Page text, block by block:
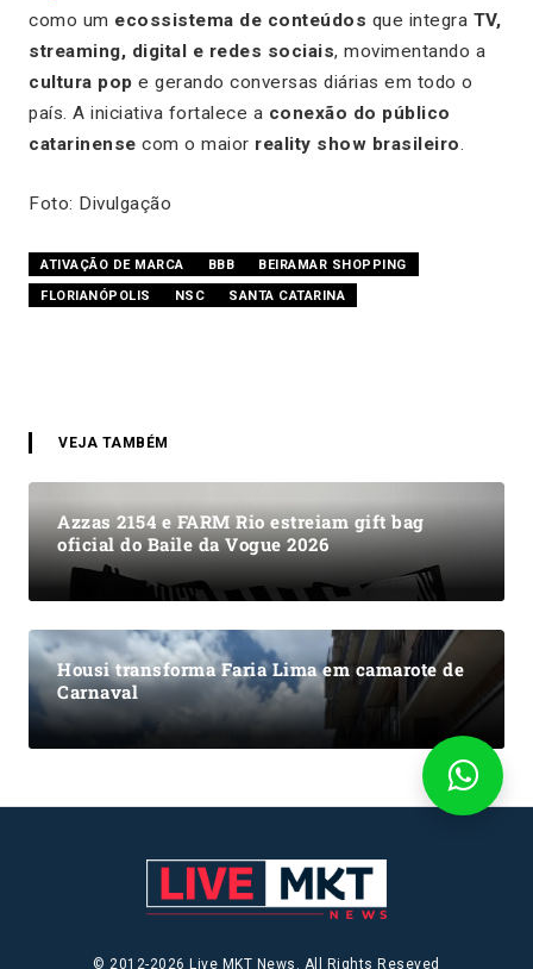
como um ecossistema de conteúdos que integra TV,
streaming, digital e redes sociais, movimentando a
cultura pop e gerando conversas diárias em todo o
país. A iniciativa fortalece a conexão do público
catarinense com o maior reality show brasileiro.
Foto: Divulgação
ATIVAÇÃO DE MARCA BBB
BEIRAMAR SHOPPING
FLORIANÓPOLIS
NSC SANTA CATARINA
VEJA TAMBÉM
Azzas 2154 e FARM Rio estreiam gift bag
oficial do Baile da Vogue 2026
Housi transforma Faria Lima em camarote de
Carnaval
© 2012-2026 Live MKT News. All Rights Reseved